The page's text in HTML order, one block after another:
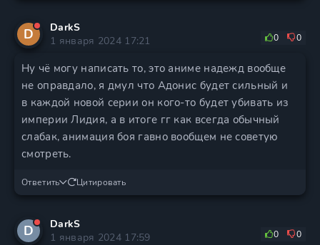
D
DarkS
1 января 2024 17:21
0 0
Ну чё могу написать то, это аниме надежд вообще
не оправдало, я дмул что Адонис будет сильный и
в каждой новой серии он кого-то будет убивать из
империи Лидия, а в итоге гг как всегда обычный
слабак, анимация боя гавно вообщем не советую
смотреть.
Ответить Цитировать
D
DarkS
1 января 2024 17:59
0 0